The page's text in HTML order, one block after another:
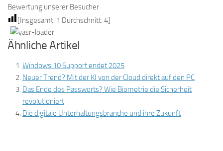
Bewertung unserer Besucher
[Insgesamt: 1 Durchschnitt: 4]
Ähnliche Artikel
Windows 10 Support endet 2025
Neuer Trend? Mit der KI von der Cloud direkt auf den PC
Das Ende des Passworts? Wie Biometrie die Sicherheit
revolutioniert
Die digitale Unterhaltungsbranche und ihre Zukunft